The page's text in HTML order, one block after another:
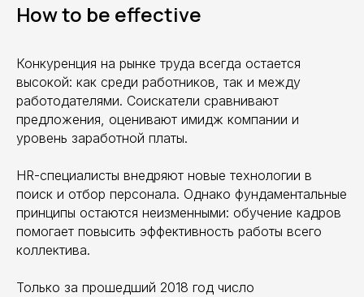
How to be effective
Конкуренция на рынке труда всегда остается
высокой: как среди работников, так и между
работодателями. Соискатели сравнивают
предложения, оценивают имидж компании и
уровень заработной платы.
HR-специалисты внедряют новые технологии в
поиск и отбор персонала. Однако фундаментальные
принципы остаются неизменными: обучение кадров
помогает повысить эффективность работы всего
коллектива.
Только за прошедший 2018 год число